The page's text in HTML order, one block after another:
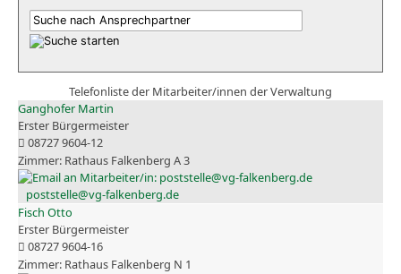
Telefonliste der Mitarbeiter/innen der Verwaltung
Ganghofer Martin
Erster Bürgermeister
08727 9604-12
Rathaus Falkenberg A 3
poststelle@vg-falkenberg.de
Fisch Otto
Erster Bürgermeister
08727 9604-16
Rathaus Falkenberg N 1